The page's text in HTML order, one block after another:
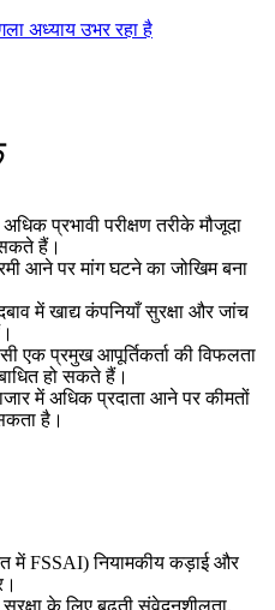
अध्याय उभर रहा है
प्रभावी परीक्षण तरीके मौजूदा
हैं।
आने पर मांग घटने का जोखिम बना
में खाद्य कंपनियाँ सुरक्षा और जांच
एक प्रमुख आपूर्तिकर्ता की विफलता
हो सकते हैं।
में अधिक प्रदाता आने पर कीमतों
है।
में FSSAI) नियामकीय कड़ाई और
सुरक्षा के लिए बढ़ती संवेदनशीलता,